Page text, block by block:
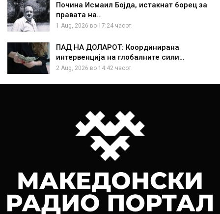
Почина Исмаил Бојда, истакнат борец за
правата на…
1 Aug, 2026 во 17:24 часот.
ПАД НА ДОЛАРОТ: Координирана
интервенција на глобалните сили…
2 Aug, 2026 во 14:42 часот.